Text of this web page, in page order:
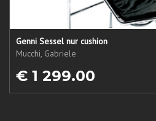
Genni Sessel nur cushion
Mucchi, Gabriele
€ 1 299.00